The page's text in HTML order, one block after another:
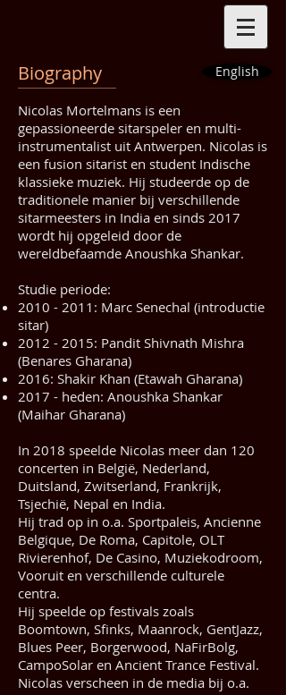
Biography English
Nicolas Mortelmans is een
gepassioneerde sitarspeler en multi-
instrumentalist uit Antwerpen. Nicolas is
een fusion sitarist en student Indische
klassieke muziek. Hij studeerde op de
traditionele manier bij verschillende
sitarmeesters in India en sinds 2017
wordt hij opgeleid door de
wereldbefaamde Anoushka Shankar.
Studie periode:
2010 - 2011 : Marc Senechal (introductie
sitar)
2012 - 2015: Pandit Shivnath Mishra
(Benares Gharana)
​2016: Shakir Khan (Etawah Gharana)
2017 - heden: Anoushka Shankar
(Maihar Gharana)
In 2018 speelde Nicolas meer dan 120
concerten in België, Nederland,
Duitsland, Zwitserland, Frankrijk,
Tsjechië, Nepal en India.
Hij trad op in o.a. Sportpaleis, Ancienne
Belgique, De Roma, Capitole, OLT
Rivierenhof, De Casino, Muziekodroom,
Vooruit en verschillende culturele
centra.
Hij speelde op festivals zoals
Boomtown, Sfinks, Maanrock, GentJazz,
Blues Peer, Borgerwood, NaFirBolg,
CampoSolar en Ancient Trance Festival.
Nicolas verscheen in de media bij o.a.